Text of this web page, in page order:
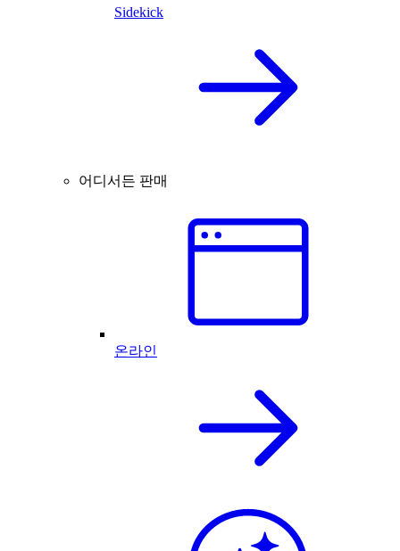
Sidekick
어디서든 판매
온라인